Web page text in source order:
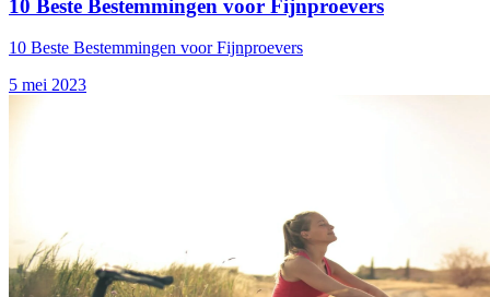
10 Beste Bestemmingen voor Fijnproevers
10 Beste Bestemmingen voor Fijnproevers
5 mei 2023